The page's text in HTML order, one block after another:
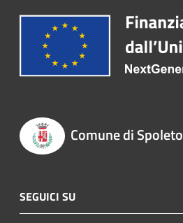
Comune di Spoleto
SEGUICI SU